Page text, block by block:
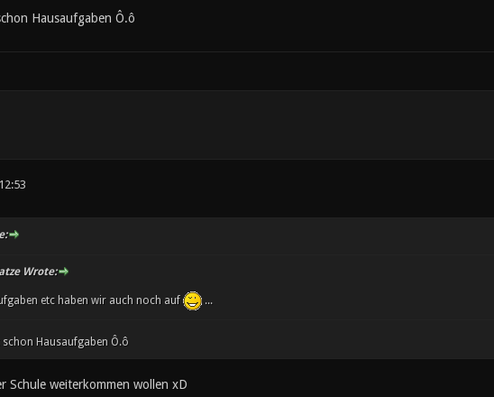
Hausaufgaben Ô.ô
Wrote:
etc haben wir auch noch auf ...
Hausaufgaben Ô.ô
Schule weiterkommen wollen xD